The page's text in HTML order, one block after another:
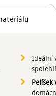
Ideální